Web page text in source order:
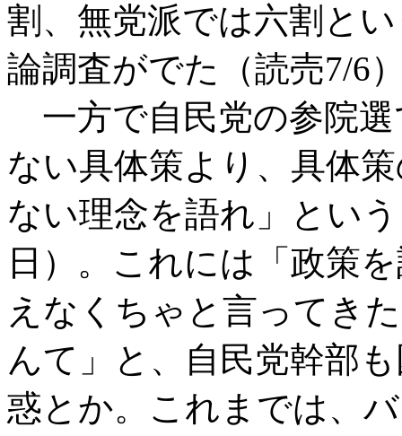
割、無党派では六割と
論調査がでた（読売7/6
一方で自民党の参院選
ない具体策より、具体
ない理念を語れ」とい
日）。これには「政策
えなくちゃと言ってき
んて」と、自民党幹部
惑とか。これまでは、